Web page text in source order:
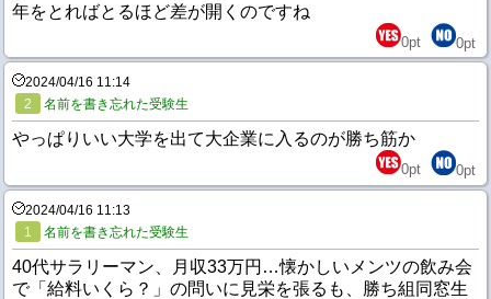
年をとればとるほど差が開くのですね
0pt 0pt
2024/04/16 11:14
2
名前を書き忘れた受験生
やっぱりいい大学を出て大企業に入るのが勝ち筋か
0pt 0pt
2024/04/16 11:13
1
名前を書き忘れた受験生
40代サラリーマン、月収33万円…懐かしいメンツの飲み会
で「給料いくら？」の問いに見栄を張るも、勝ち組同窓生